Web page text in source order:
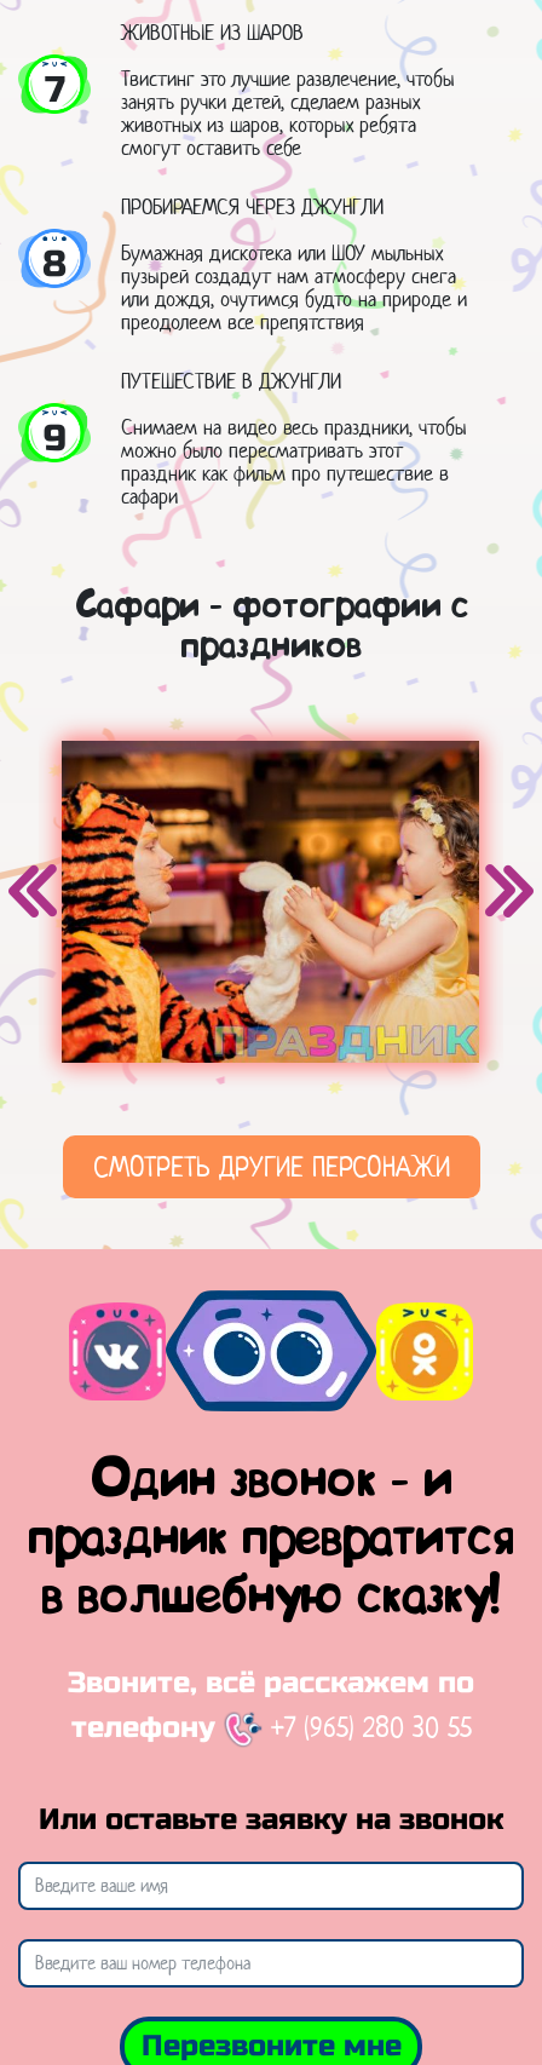
7
ЖИВОТНЫЕ ИЗ ШАРОВ
Твистинг это лучшие развлечение, чтобы
занять ручки детей, сделаем разных
животных из шаров, которых ребята
смогут оставить себе
8
ПРОБИРАЕМСЯ ЧЕРЕЗ ДЖУНГЛИ
Бумажная дискотека или ШОУ мыльных
пузырей создадут нам атмосферу снега
или дождя, очутимся будто на природе и
преодолеем все препятствия
9
ПУТЕШЕСТВИЕ В ДЖУНГЛИ
Снимаем на видео весь праздники, чтобы
можно было пересматривать этот
праздник как фильм про путешествие в
сафари
Сафари - фотографии с
праздников
СМОТРЕТЬ ДРУГИЕ ПЕРСОНАЖИ
Один звонок - и
праздник превратится
в волшебную сказку!
Звоните, всё расскажем по
телефону
+7 (965) 280 30 55
Или оставьте заявку на звонок
Перезвоните мне